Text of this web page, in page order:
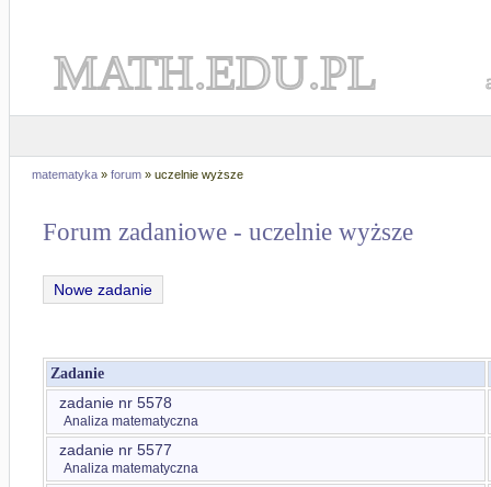
MATH.EDU.PL
matematyka » forum » uczelnie wyższe
Forum zadaniowe - uczelnie wyższe
Nowe zadanie
Zadanie
zadanie nr 5578
Analiza matematyczna
zadanie nr 5577
Analiza matematyczna